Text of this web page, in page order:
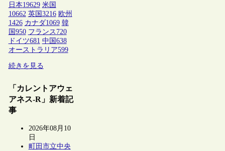
日本19629 米国
10662 英国 3216 欧州
1426 カナダ1069 韓
国 950 フランス 720
ドイツ681 中国 638
オーストラリア599
続きを見る
「カレントアウェ
アネス-R」新着記
事
2026年08月10
日
町田市立中央